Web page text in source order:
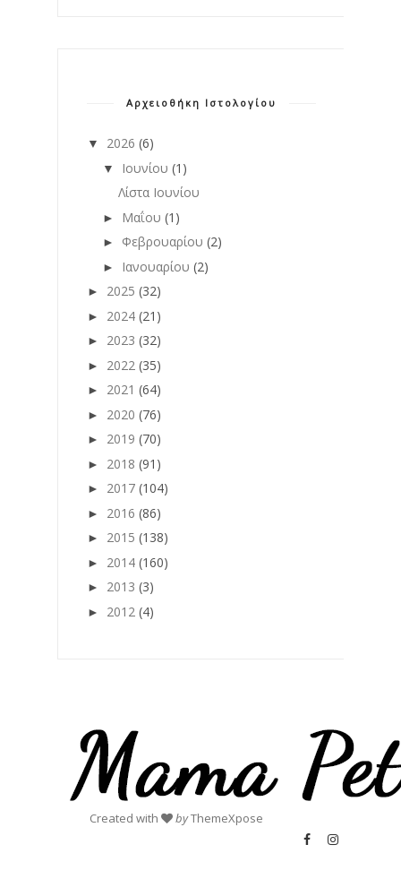
Αρχειοθήκη Ιστολογίου
▼ 2026 (6)
▼ Ιουνίου (1)
Λίστα Ιουνίου
► Μαΐου (1)
► Φεβρουαρίου (2)
► Ιανουαρίου (2)
► 2025 (32)
► 2024 (21)
► 2023 (32)
► 2022 (35)
► 2021 (64)
► 2020 (76)
► 2019 (70)
► 2018 (91)
► 2017 (104)
► 2016 (86)
► 2015 (138)
► 2014 (160)
► 2013 (3)
► 2012 (4)
Created with byThemeXpose